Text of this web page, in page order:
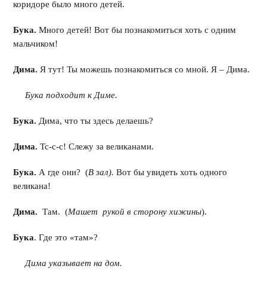
коридоре было много детей.
Бука. Много детей! Вот бы познакомиться хоть с одним
мальчиком!
Дима. Я тут! Ты можешь познакомиться со мной. Я – Дима.
Бука подходит к Диме.
Бука. Дима, что ты здесь делаешь?
Дима. Тс-с-с! Слежу за великанами.
Бука. А где они? (В зал). Вот бы увидеть хоть одного
великана!
Дима. Там. (Машет рукой в сторону хижины).
Бука. Где это «там»?
Дима указывает на дом.